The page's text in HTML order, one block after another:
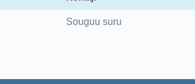
Souguu suru